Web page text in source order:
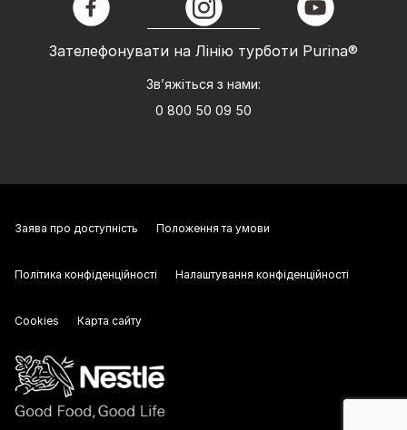
Зателефонувати на Лінію турботи Purina®
Зв’яжіться з нами:
0 800 50 09 50
facebook instagram youtube
Заява про доступність Положення та умови
Політика конфіденційності Налаштування конфіденційності
Cookies Карта сайту